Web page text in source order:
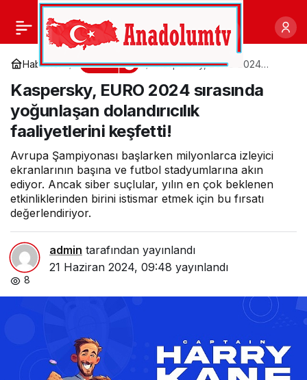
Haberler Bilim
Kaspersky, EURO 2024
dolandırıcılık faaliyetlerini
keşfetti!
Kaspersky, EURO 2024 sırasında
yoğunlaşan dolandırıcılık
faaliyetlerini keşfetti!
Avrupa Şampiyonası başlarken milyonlarca izleyici
ekranlarının başına ve futbol stadyumlarına akın
ediyor. Ancak siber suçlular, yılın en çok beklenen
etkinliklerinden birini istismar etmek için bu fırsatı
değerlendiriyor.
admin tarafından yayınlandı
21 Haziran 2024, 09:48 yayınlandı
8
Müzik Kütüphanesi’nde
notalar kitaplardan
taşıyor
Paylaş